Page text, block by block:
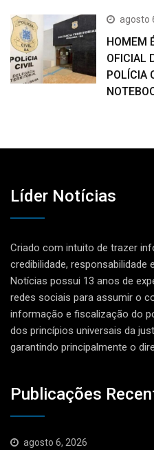
agosto
HOMEM
OFICIAL
POLÍCIA
Líder Notícias
Criado com intuito de trazer
credibilidade,
Notícias possui 13 anos de
redes sociais para assumir o
informação e fiscalização do
dos princípios universais da
garantindo principalmente o
Publicações
agosto 6, 2026